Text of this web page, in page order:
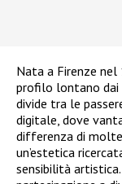
Nata a Firenze nel
profilo lontano dai
divide tra le
digitale, dove
differenza di
un’estetica
sensibilità